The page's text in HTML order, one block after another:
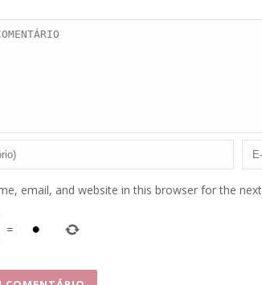
email, and website in this browser for the
=